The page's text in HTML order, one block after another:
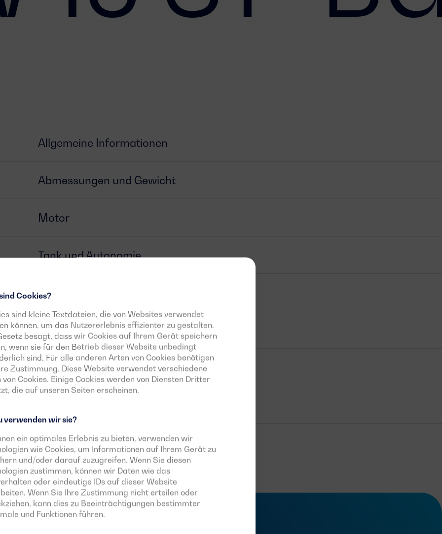
Cookies?
sind kleine Textdateien, die von Websites verwendet
können, um das Nutzererlebnis effizienter zu gestalten.
besagt, dass wir Cookies auf Ihrem Gerät speichern
wenn sie für den Betrieb dieser Website unbedingt
sind. Für alle anderen Arten von Cookies benötigen
Zustimmung. Diese Website verwendet verschiedene
von Cookies. Einige Cookies werden von Diensten Dritter
die auf unseren Seiten erscheinen.
verwenden wir sie?
ein optimales Erlebnis zu bieten, verwenden wir
wie Cookies, um Informationen auf Ihrem Gerät zu
und/oder darauf zuzugreifen. Wenn Sie diesen
zustimmen, können wir Daten wie das
oder eindeutige IDs auf dieser Website
Wenn Sie Ihre Zustimmung nicht erteilen oder
kann dies zu Beeinträchtigungen bestimmter
und Funktionen führen.
Allgemeine Informationen
Abmessungen und Gewicht
Motor
Tank und Autonomie
Generator
Schalter
Steuergerät